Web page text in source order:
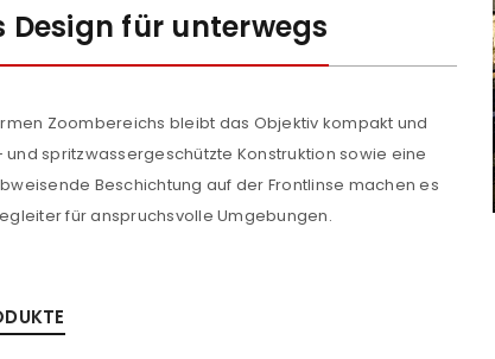
VERGESSEN?
Design für unterwegs
Zoombereichs bleibt das Objektiv kompakt und
und spritzwassergeschützte Konstruktion sowie eine
Beschichtung auf der Frontlinse machen es
für anspruchsvolle Umgebungen.